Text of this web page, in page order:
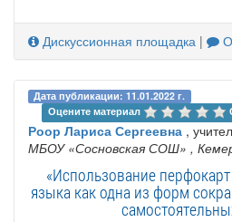
Дискуссионная площадка |
Дата публикации: 11.01.2022 г.
Оцените материал
Роор Лариса Сергеевна ,
МБОУ «Сосновская СОШ» ,
«Использование
языка как одна из форм